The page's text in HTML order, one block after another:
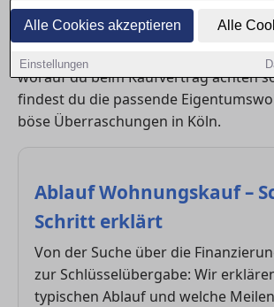
Alle Cookies akzeptieren Alle
Einstellungen
Entscheidungen im Leben – finanziell
Dieser Ratgeber zeigt Schritt für
optimal vorbereitest, welche Kosten
worauf du beim Kaufvertrag achten
findest du die passende
böse Überraschungen in Köln.
Ablauf Wohnungskauf –
Schritt erklärt
Von der Suche über die
zur Schlüsselübergabe: Wir
typischen Ablauf und welche